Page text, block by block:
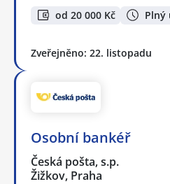
od 20 000 Kč Plný
Zveřejněno: 22. listopadu
Osobní bankéř
Česká pošta, s.p.
Žižkov, Praha